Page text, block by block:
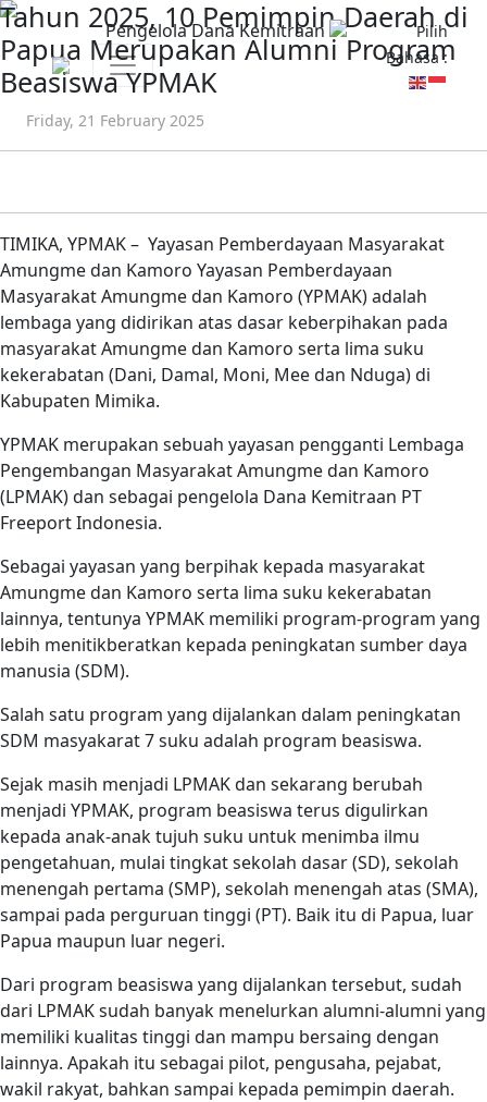
Pengelola Dana Kemitraan
Pilih
Bahasa :
Tahun 2025, 10 Pemimpin Daerah di
Papua Merupakan Alumni Program
Beasiswa YPMAK
Friday, 21 February 2025
TIMIKA, YPMAK – Yayasan Pemberdayaan Masyarakat
Amungme dan Kamoro Yayasan Pemberdayaan
Masyarakat Amungme dan Kamoro (YPMAK) adalah
lembaga yang didirikan atas dasar keberpihakan pada
masyarakat Amungme dan Kamoro serta lima suku
kekerabatan (Dani, Damal, Moni, Mee dan Nduga) di
Kabupaten Mimika.
YPMAK merupakan sebuah yayasan pengganti Lembaga
Pengembangan Masyarakat Amungme dan Kamoro
(LPMAK) dan sebagai pengelola Dana Kemitraan PT
Freeport Indonesia.
Sebagai yayasan yang berpihak kepada masyarakat
Amungme dan Kamoro serta lima suku kekerabatan
lainnya, tentunya YPMAK memiliki program-program yang
lebih menitikberatkan kepada peningkatan sumber daya
manusia (SDM).
Salah satu program yang dijalankan dalam peningkatan
SDM masyakarat 7 suku adalah program beasiswa.
Sejak masih menjadi LPMAK dan sekarang berubah
menjadi YPMAK, program beasiswa terus digulirkan
kepada anak-anak tujuh suku untuk menimba ilmu
pengetahuan, mulai tingkat sekolah dasar (SD), sekolah
menengah pertama (SMP), sekolah menengah atas (SMA),
sampai pada perguruan tinggi (PT). Baik itu di Papua, luar
Papua maupun luar negeri.
Dari program beasiswa yang dijalankan tersebut, sudah
dari LPMAK sudah banyak menelurkan alumni-alumni yang
memiliki kualitas tinggi dan mampu bersaing dengan
lainnya. Apakah itu sebagai pilot, pengusaha, pejabat,
wakil rakyat, bahkan sampai kepada pemimpin daerah.